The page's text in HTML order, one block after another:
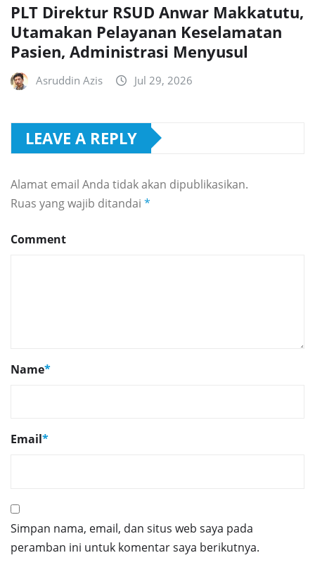
PLT Direktur RSUD Anwar Makkatutu,
Utamakan Pelayanan Keselamatan
Pasien, Administrasi Menyusul
Asruddin Azis Jul 29, 2026
LEAVE A REPLY
Alamat email Anda tidak akan dipublikasikan.
Ruas yang wajib ditandai *
Comment
Name*
Email*
Simpan nama, email, dan situs web saya pada
peramban ini untuk komentar saya berikutnya.